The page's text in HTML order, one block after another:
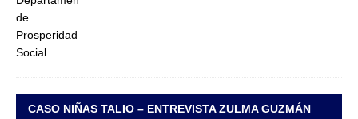
CASO NIÑAS TALIO – ENTREVISTA ZULMA GUZMÁN